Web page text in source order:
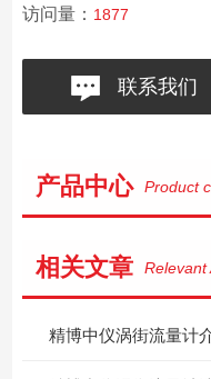
访问量： 1877
联系我们
产品中心 Product
相关文章 Relevant